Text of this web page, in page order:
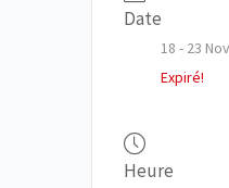
Date
18 - 23
Expiré!
Heure